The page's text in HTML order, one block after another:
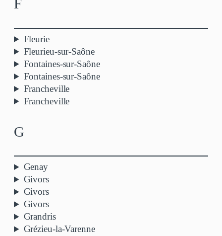
F
Fleurie
Fleurieu-sur-Saône
Fontaines-sur-Saône
Fontaines-sur-Saône
Francheville
Francheville
G
Genay
Givors
Givors
Givors
Grandris
Grézieu-la-Varenne